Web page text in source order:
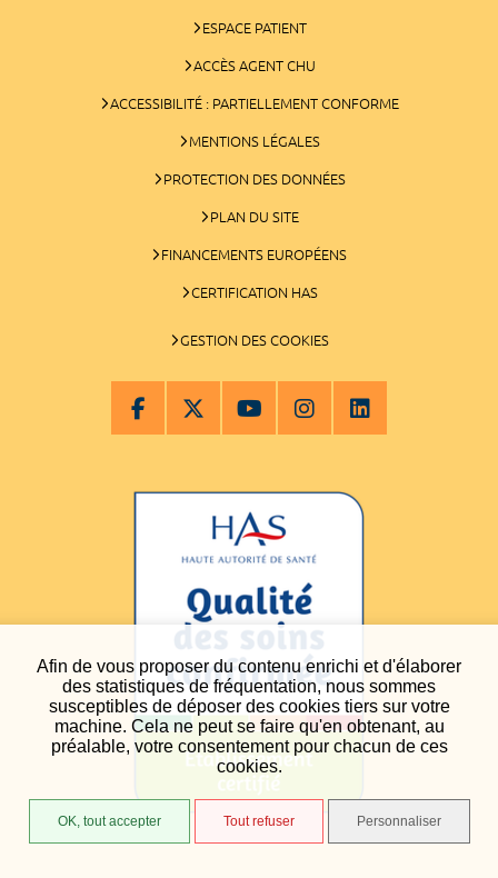
Afin de vous proposer du contenu enrichi et d'élaborer
des statistiques de fréquentation, nous sommes
susceptibles de déposer des cookies tiers sur votre
machine. Cela ne peut se faire qu'en obtenant, au
préalable, votre consentement pour chacun de ces
cookies.
OK, tout accepter Tout refuser Personnaliser
ESPACE PATIENT
ACCÈS AGENT CHU
ACCESSIBILITÉ : PARTIELLEMENT CONFORME
MENTIONS LÉGALES
PROTECTION DES DONNÉES
PLAN DU SITE
FINANCEMENTS EUROPÉENS
CERTIFICATION HAS
GESTION DES COOKIES